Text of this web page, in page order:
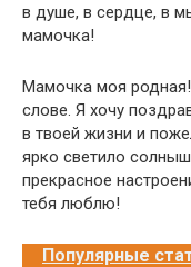
в душе, в сердце, в
мамочка!
Мамочка моя родная!
слове. Я хочу
в твоей жизни и
ярко светило
прекрасное
тебя люблю!
Популярные